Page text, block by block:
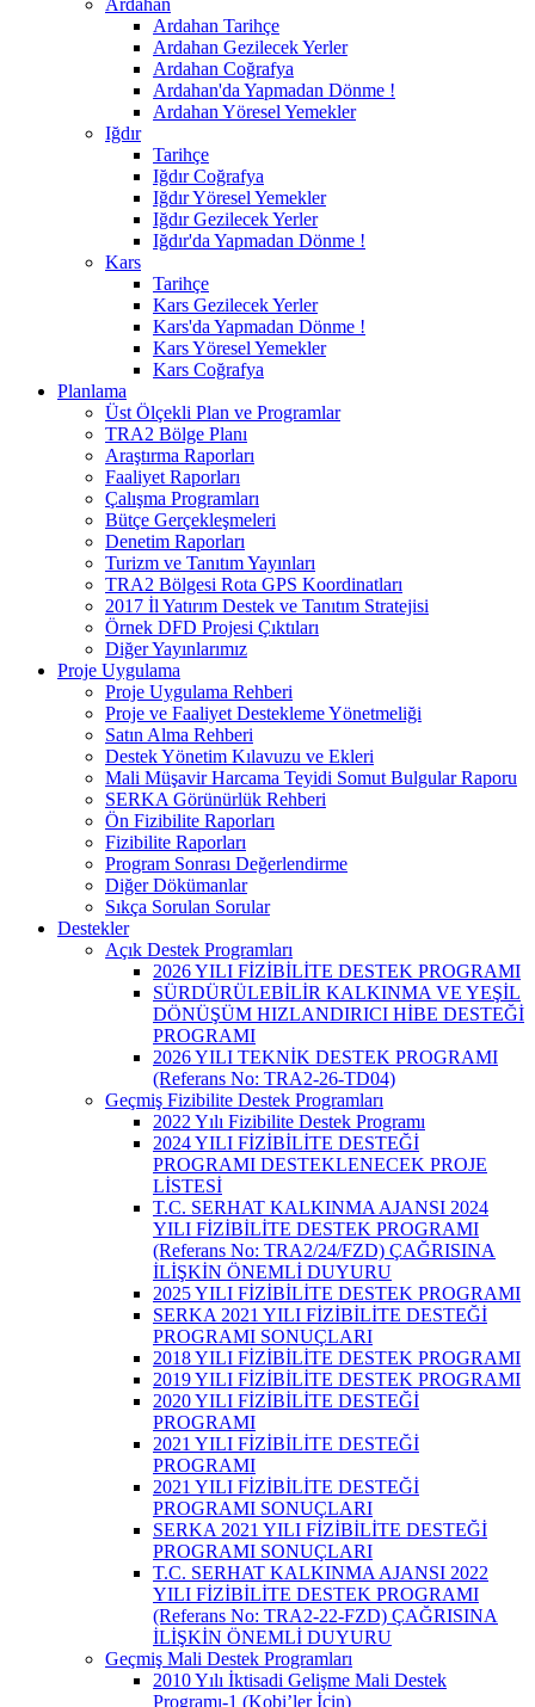
Ardahan
Ardahan Tarihçe
Ardahan Gezilecek Yerler
Ardahan Coğrafya
Ardahan'da Yapmadan Dönme !
Ardahan Yöresel Yemekler
Iğdır
Tarihçe
Iğdır Coğrafya
Iğdır Yöresel Yemekler
Iğdır Gezilecek Yerler
Iğdır'da Yapmadan Dönme !
Kars
Tarihçe
Kars Gezilecek Yerler
Kars'da Yapmadan Dönme !
Kars Yöresel Yemekler
Kars Coğrafya
Planlama
Üst Ölçekli Plan ve Programlar
TRA2 Bölge Planı
Araştırma Raporları
Faaliyet Raporları
Çalışma Programları
Bütçe Gerçekleşmeleri
Denetim Raporları
Turizm ve Tanıtım Yayınları
TRA2 Bölgesi Rota GPS Koordinatları
2017 İl Yatırım Destek ve Tanıtım Stratejisi
Örnek DFD Projesi Çıktıları
Diğer Yayınlarımız
Proje Uygulama
Proje Uygulama Rehberi
Proje ve Faaliyet Destekleme Yönetmeliği
Satın Alma Rehberi
Destek Yönetim Kılavuzu ve Ekleri
Mali Müşavir Harcama Teyidi Somut Bulgular Raporu
SERKA Görünürlük Rehberi
Ön Fizibilite Raporları
Fizibilite Raporları
Program Sonrası Değerlendirme
Diğer Dökümanlar
Sıkça Sorulan Sorular
Destekler
Açık Destek Programları
2026 YILI FİZİBİLİTE DESTEK PROGRAMI
SÜRDÜRÜLEBİLİR KALKINMA VE YEŞİL
DÖNÜŞÜM HIZLANDIRICI HİBE DESTEĞİ
PROGRAMI
2026 YILI TEKNİK DESTEK PROGRAMI
(Referans No: TRA2-26-TD04)
Geçmiş Fizibilite Destek Programları
2022 Yılı Fizibilite Destek Programı
2024 YILI FİZİBİLİTE DESTEĞİ
PROGRAMI DESTEKLENECEK PROJE
LİSTESİ
T.C. SERHAT KALKINMA AJANSI 2024
YILI FİZİBİLİTE DESTEK PROGRAMI
(Referans No: TRA2/24/FZD) ÇAĞRISINA
İLİŞKİN ÖNEMLİ DUYURU
2025 YILI FİZİBİLİTE DESTEK PROGRAMI
SERKA 2021 YILI FİZİBİLİTE DESTEĞİ
PROGRAMI SONUÇLARI
2018 YILI FİZİBİLİTE DESTEK PROGRAMI
2019 YILI FİZİBİLİTE DESTEK PROGRAMI
2020 YILI FİZİBİLİTE DESTEĞİ
PROGRAMI
2021 YILI FİZİBİLİTE DESTEĞİ
PROGRAMI
2021 YILI FİZİBİLİTE DESTEĞİ
PROGRAMI SONUÇLARI
SERKA 2021 YILI FİZİBİLİTE DESTEĞİ
PROGRAMI SONUÇLARI
T.C. SERHAT KALKINMA AJANSI 2022
YILI FİZİBİLİTE DESTEK PROGRAMI
(Referans No: TRA2-22-FZD) ÇAĞRISINA
İLİŞKİN ÖNEMLİ DUYURU
Geçmiş Mali Destek Programları
2010 Yılı İktisadi Gelişme Mali Destek
Programı-1 (Kobi’ler İçin)